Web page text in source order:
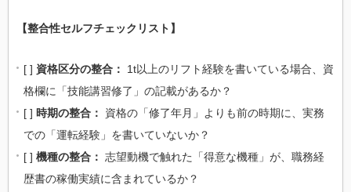
【整合性セルフチェックリスト】
[ ] 資格区分の整合：
1t以上のリフト経験を書いている場合、資
格欄に「技能講習修了」の記載があるか？
[ ] 時期の整合：
資格の「修了年月」よりも前の時期に、実務
での「運転経験」を書いていないか？
[ ] 機種の整合： 志望動機で触れた「得意な機種」が、職務経
歴書の稼働実績に含まれているか？